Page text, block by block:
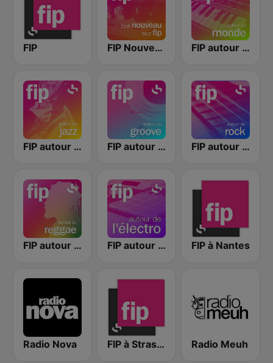
FIP FIP Nouveautés FIP autour du monde
FIP autour du jazz FIP autour du groove FIP autour du rock
FIP autour du reggae FIP autour de l'électro FIP à Nantes
Radio Nova FIP à Strasbourg Radio Meuh